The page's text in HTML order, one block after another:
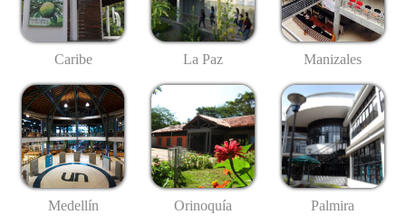
Caribe La Paz Manizales
Medellín Orinoquía Palmira